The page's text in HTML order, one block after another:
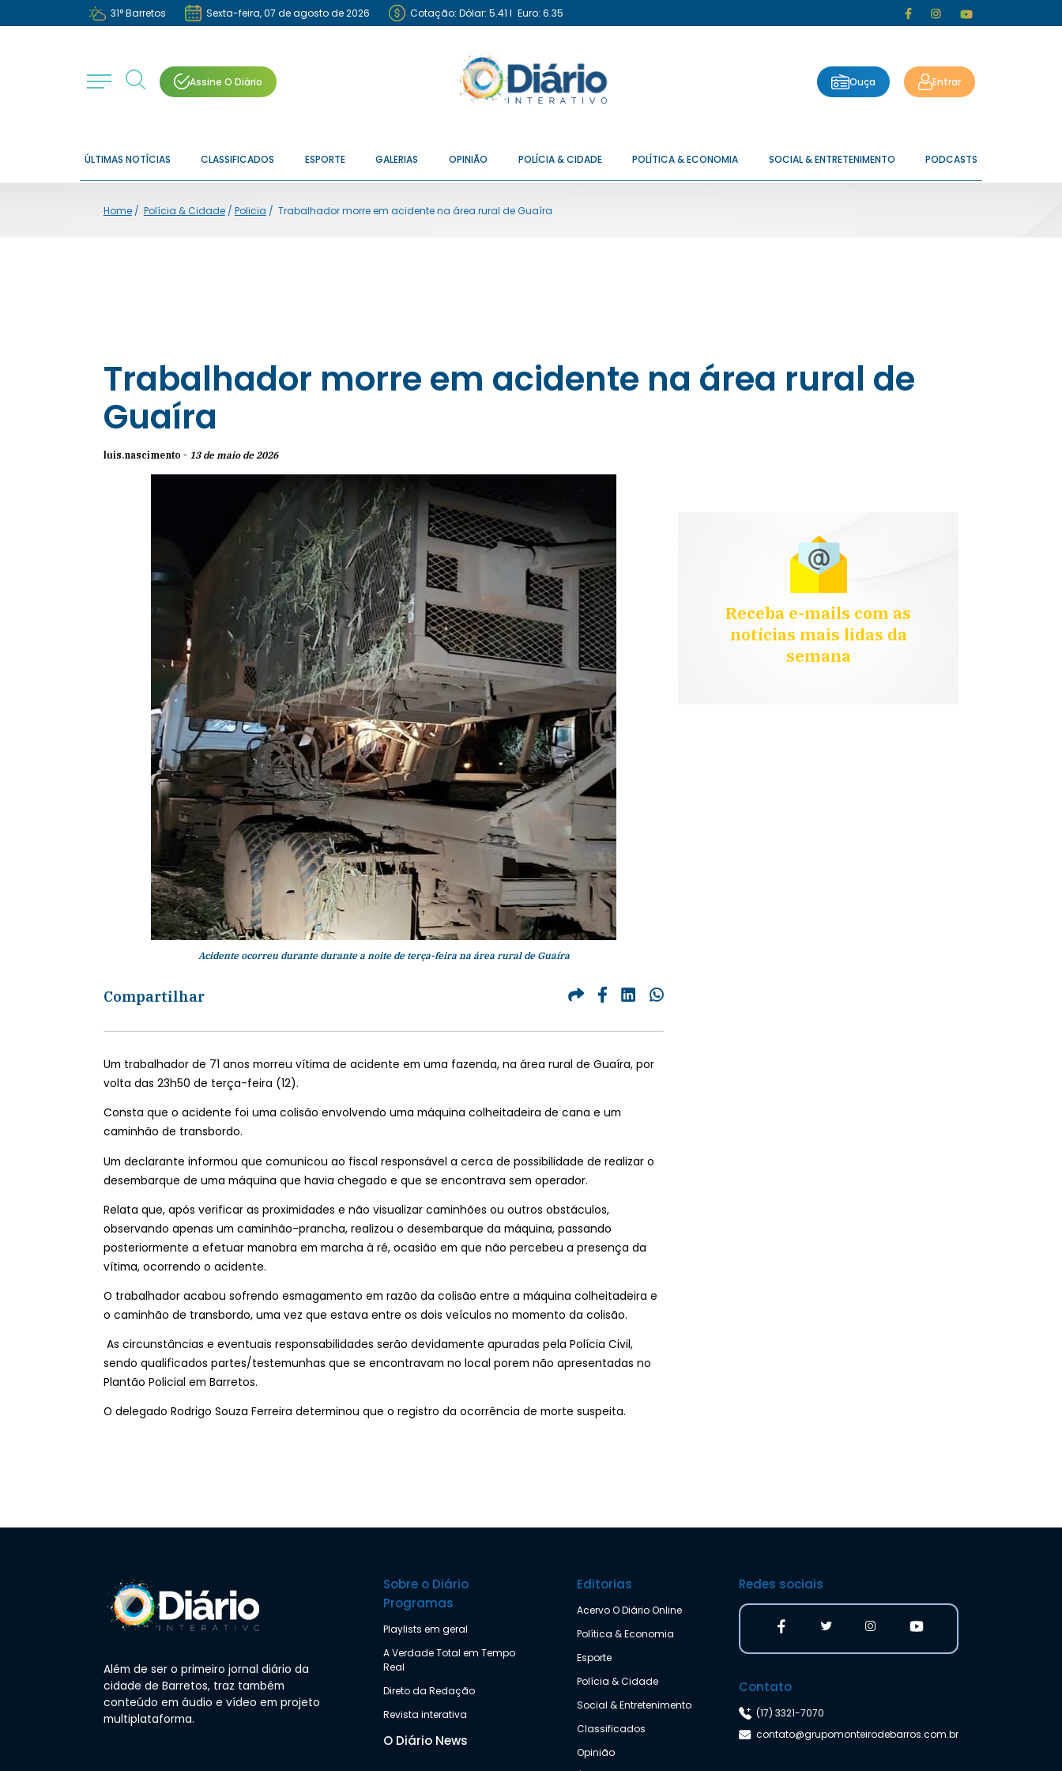
31°Barretos Sexta-feira, 07 de agosto de 2026 Cotação: Dólar: 5.41 I Euro: 6.35
Assine O Diário Ouça Entrar
ÚLTIMAS NOTÍCIAS CLASSIFICADOS ESPORTE GALERIAS OPINIÃO POLÍCIA & CIDADE POLÍTICA & ECONOMIA SOCIAL & ENTRETENIMENTO PODCASTS
Home/ Polícia & Cidade/ Policia / Trabalhador morre em acidente na área rural de Guaíra
Trabalhador morre em acidente na área rural de
Guaíra
luis.nascimento - 13 de maio de 2026
Acidente ocorreu durante durante a noite de terça-feira na área rural de Guaíra
Compartilhar
Um trabalhador de 71 anos morreu vítima de acidente em uma fazenda, na área rural de Guaíra, por
volta das 23h50 de terça-feira (12).
Consta que o acidente foi uma colisão envolvendo uma máquina colheitadeira de cana e um
caminhão de transbordo.
Um declarante informou que comunicou ao fiscal responsável a cerca de possibilidade de realizar o
desembarque de uma máquina que havia chegado e que se encontrava sem operador.
Relata que, após verificar as proximidades e não visualizar caminhões ou outros obstáculos,
observando apenas um caminhão-prancha, realizou o desembarque da máquina, passando
posteriormente a efetuar manobra em marcha à ré, ocasião em que não percebeu a presença da
vítima, ocorrendo o acidente.
O trabalhador acabou sofrendo esmagamento em razão da colisão entre a máquina colheitadeira e
o caminhão de transbordo, uma vez que estava entre os dois veículos no momento da colisão.
As circunstâncias e eventuais responsabilidades serão devidamente apuradas pela Polícia Civil,
sendo qualificados partes/testemunhas que se encontravam no local porem não apresentadas no
Plantão Policial em Barretos.
O delegado Rodrigo Souza Ferreira determinou que o registro da ocorrência de morte suspeita.
Receba e-mails com as
notícias mais lidas da
semana
Além de ser o primeiro jornal diário da
cidade de Barretos, traz também
conteúdo em áudio e vídeo em projeto
multiplataforma.
Sobre o Diário
Programas
Playlists em geral
A Verdade Total em Tempo
Real
Direto da Redação
Revista interativa
O Diário News
Editorias
Acervo O Diário Online
Política & Economia
Esporte
Polícia & Cidade
Social & Entretenimento
Classificados
Opinião
Redes sociais
Contato
(17) 3321-7070
contato@grupomonteirodebarros.com.br